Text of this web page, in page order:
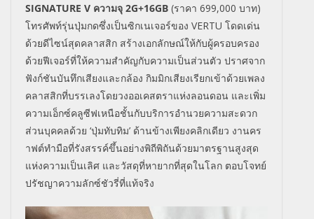
SIGNATURE V ความจุ 2G+16GB (ราคา 699,000 บาท)
โทรศัพท์รุ่นปุ่มกดซึ่งเป็นซิกเนเจอร์ของ VERTU โดดเด่น
ด้วยดีไซน์สุดคลาสสิก สร้างเอกลักษณ์ให้กับผู้ครอบครอง
ด้วยฟีเจอร์ที่ให้ความสำคัญกับความเป็นส่วนตัว ปราศจาก
ฟังก์ชันบันทึกเสียงและกล้อง กิมมิกเสียงเรียกเข้าด้วยเพลง
คลาสสิกที่บรรเลงโดยวงออเคสตราแห่งลอนดอน และเพิ่ม
ความเอ็กซ์คลูซีฟเหนือชั้นกับบริการอำนวยความสะดวก
ส่วนบุคคลด้วย ‘ปุ่มทับทิม’ ด้านข้างเพียงคลิกเดียว งานคร
าฟต์ทำมือที่รังสรรค์ขึ้นอย่างพิถีพิถันด้วยมาตรฐานสูงสุด
แห่งความเป็นเลิศ และวัสดุที่หายากที่สุดในโลก ตอบโจทย์
ปรัชญาความลักซ์ชัวรี่ที่แท้จริง